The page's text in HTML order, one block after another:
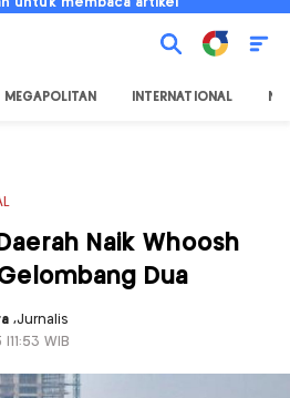
untuk membaca artikel
MEGAPOLITAN INTERNATIONAL
Naik Whoosh
Dua
,Jurnalis
WIB